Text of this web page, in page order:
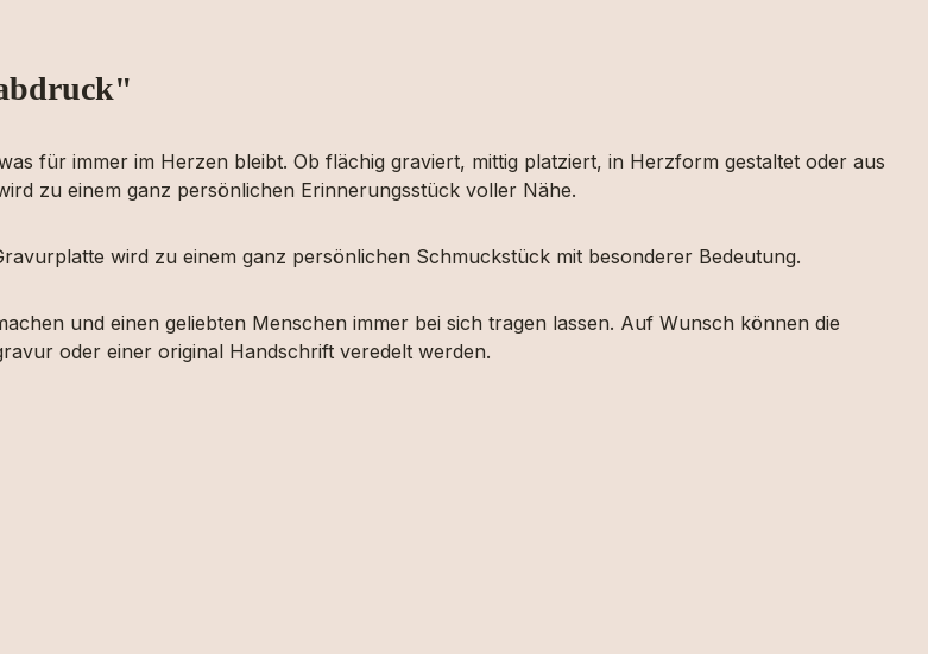
für immer im Herzen bleibt. Ob flächig graviert, mittig platziert, in Herzform gestaltet oder aus
zu einem ganz persönlichen Erinnerungsstück voller Nähe.
wird zu einem ganz persönlichen Schmuckstück mit besonderer Bedeutung.
und einen geliebten Menschen immer bei sich tragen lassen. Auf Wunsch können die
oder einer original Handschrift veredelt werden.